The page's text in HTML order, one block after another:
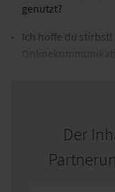
genutzt?
Ich hoffe du stirbst!
Der